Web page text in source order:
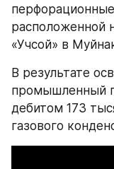
расположенной
«Учсой» в
В результате
промышленный
дебитом 173
газового